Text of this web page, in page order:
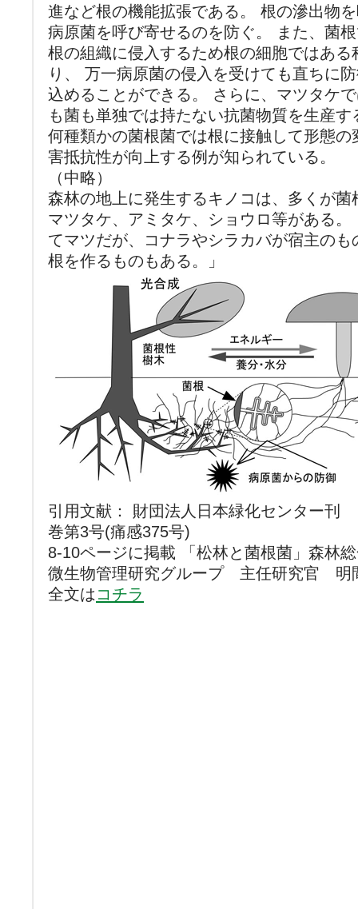
進など根の機能拡張である。 根の滲出物
病原菌を呼び寄せるのを防ぐ。 また、菌
根の組織に侵入するため根の細胞ではあ
り、 万一病原菌の侵入を受けても直ちに
込めることができる。 さらに、マツタケ
も菌も単独では持たない抗菌物質を生産
何種類かの菌根菌では根に接触して形態
害抵抗性が向上する例が知られている。
（中略）
森林の地上に発生するキノコは、多くが
マツタケ、アミタケ、ショウロ等がある
てマツだが、コナラやシラカバが宿主の
根を作るものもある。」
引用文献： 財団法人日本緑化センター
巻第3号(痛感375号)
8-10ページに掲載 「松林と菌根菌」森林
微生物管理研究グループ 主任研究官 明
全文は コチラ